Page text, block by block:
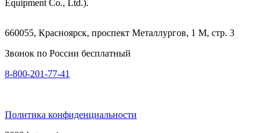
Equipment Co., Ltd.).
660055, Красноярск, проспект Металлургов, 1 М, стр. 3
Звонок по России бесплатный
8-800-201-77-41
Политика конфиденциальности